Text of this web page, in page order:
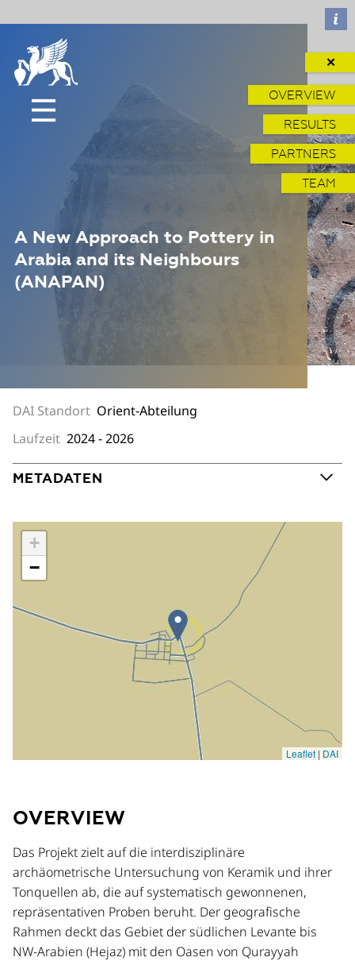
A New Approach to Pottery in
Arabia and its Neighbours
(ANAPAN)
✕
OVERVIEW
RESULTS
PARTNERS
TEAM
DAI Standort Orient-Abteilung
Laufzeit 2024 - 2026
METADATEN
OVERVIEW
Das Projekt zielt auf die interdisziplinäre
archäometrische Untersuchung von Keramik und ihrer
Tonquellen ab, die auf systematisch gewonnenen,
repräsentativen Proben beruht. Der geografische
Rahmen deckt das Gebiet der südlichen Levante bis
NW-Arabien (Hejaz) mit den Oasen von Qurayyah